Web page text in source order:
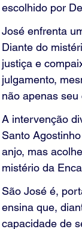
escolhido por
José enfrenta
Diante do
justiça e
julgamento,
não apenas
A intervenção
Santo
anjo, mas
mistério da
São José é,
ensina que,
capacidade de